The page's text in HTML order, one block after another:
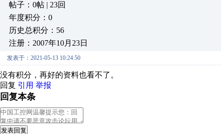
帖子：0帖 | 23回
年度积分：0
历史总积分：56
注册：2007年10月23日
发表于：2021-05-13 10:24:50
没有积分，再好的资料也看不了。
回复 引用 举报
回复本条
发表回复